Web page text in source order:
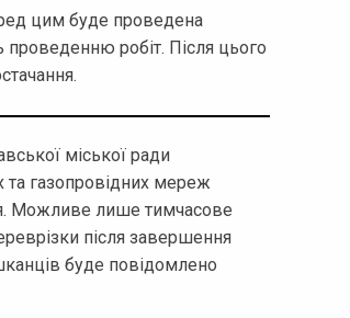
цим буде проведена
проведенню робіт. Після цього
міської ради
та газопровідних мереж
Можливе лише тимчасове
після завершення
буде повідомлено